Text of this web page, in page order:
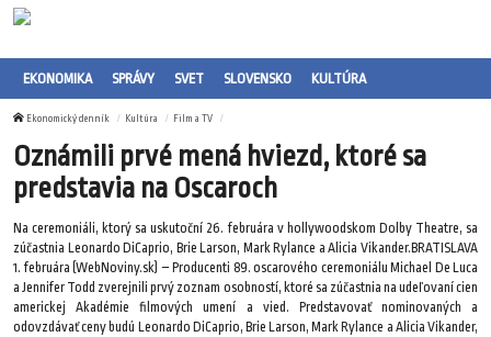
EKONOMIKA SPRÁVY SVET SLOVENSKO KULTÚRA
Ekonomický denník Kultúra Film a TV
Oznámili prvé mená hviezd, ktoré sa
predstavia na Oscaroch
Na ceremoniáli, ktorý sa uskutoční 26. februára v hollywoodskom Dolby Theatre, sa
zúčastnia Leonardo DiCaprio, Brie Larson, Mark Rylance a Alicia Vikander.BRATISLAVA
1. februára (WebNoviny.sk) – Producenti 89. oscarového ceremoniálu Michael De Luca
a Jennifer Todd zverejnili prvý zoznam osobností, ktoré sa zúčastnia na udeľovaní cien
americkej Akadémie filmových umení a vied. Predstavovať nominovaných a
odovzdávať ceny budú Leonardo DiCaprio, Brie Larson, Mark Rylance a Alicia Vikander,